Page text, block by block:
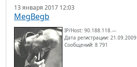
13 января 2017 12:03
MegBegb
IP/Host: 90.188.118.---
Дата регистрации: 21.09.2009
Сообщений: 8 791